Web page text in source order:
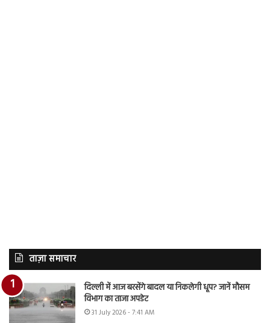
ताज़ा समाचार
दिल्ली में आज बरसेंगे बादल या निकलेगी धूप? जानें मौसम
विभाग का ताजा अपडेट
31 July 2026 - 7:41 AM